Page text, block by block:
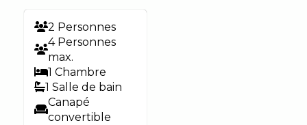
2 Personnes
4 Personnes
max.
1 Chambre
1 Salle de bain
Canapé
convertible